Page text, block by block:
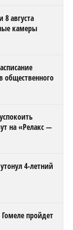
8 августа
камеры
общественного
на «Релакс —
4-летний
пройдет